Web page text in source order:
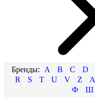
A B C D
R
S T U V Z А
Ф
Ш